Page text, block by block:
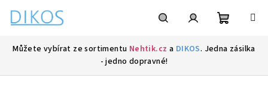
obsah
Můžete vybírat ze sortimentu Nehtik.cz a DIKOS. Jedna zásilka
- jedno dopravné!